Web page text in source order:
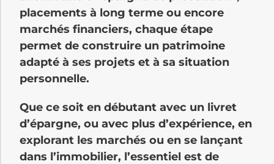
placements à long terme ou encore
marchés financiers, chaque étape
permet de construire un patrimoine
adapté à ses projets et à sa situation
personnelle.
Que ce soit en débutant avec un livret
d’épargne, ou avec plus d’expérience, en
explorant les marchés ou en se lançant
dans l’immobilier, l’essentiel est de